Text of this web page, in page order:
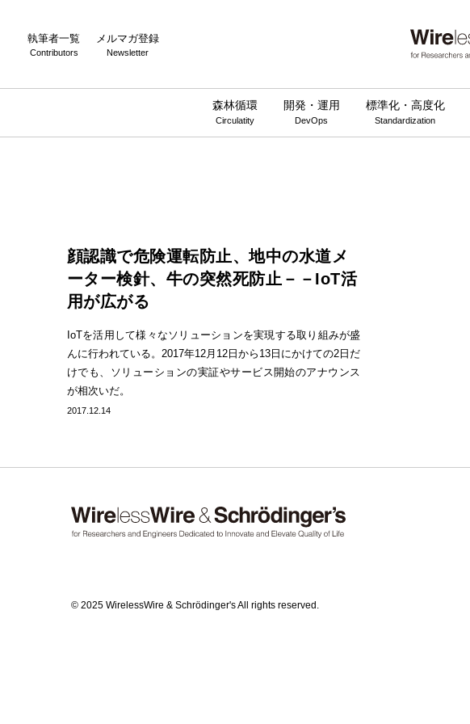
執筆者一覧
Contributors
メルマガ登録
Newsletter
森林循環
Circulatity
開発・運用
DevOps
標準化・高度化
Standardization
顔認識で危険運転防止、地中の水道メ
ーター検針、牛の突然死防止－－IoT活
用が広がる
IoTを活用して様々なソリューションを実現する取り組みが盛
んに行われている。2017年12月12日から13日にかけての2日だ
けでも、ソリューションの実証やサービス開始のアナウンス
が相次いだ。
2017.12.14
© 2025 WirelessWire & Schrödinger's All rights reserved.